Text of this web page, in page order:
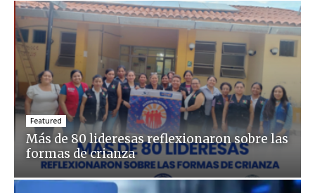
Featured
Más de 80 lideresas reflexionaron sobre las
formas de crianza